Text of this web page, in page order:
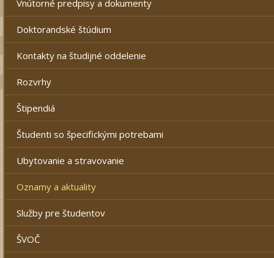
Vnútorné predpisy a dokumenty
Doktorandské štúdium
Kontakty na študijné oddelenie
Rozvrhy
Štipendiá
Študenti so špecifickými potrebami
Ubytovanie a stravovanie
Oznamy a aktuality
Služby pre študentov
ŠVOČ